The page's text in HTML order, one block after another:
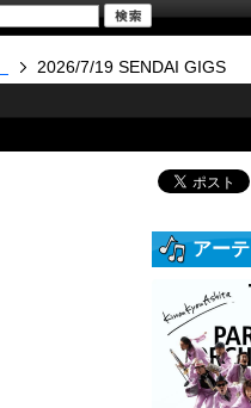
2026/7/19 SENDAI GIGS
アー